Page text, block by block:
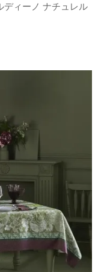
ディーノ ナチュレル